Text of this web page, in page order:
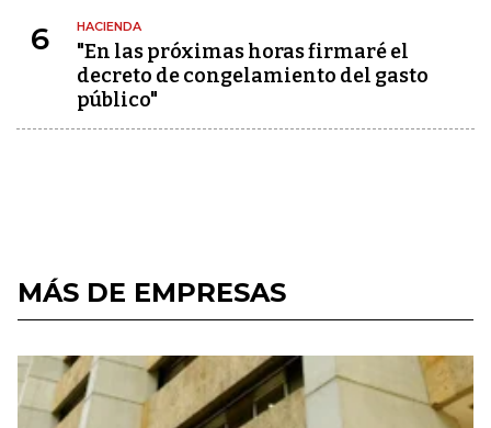
6 HACIENDA
"En las próximas horas firmaré el
decreto de congelamiento del gasto
público"
MÁS DE EMPRESAS